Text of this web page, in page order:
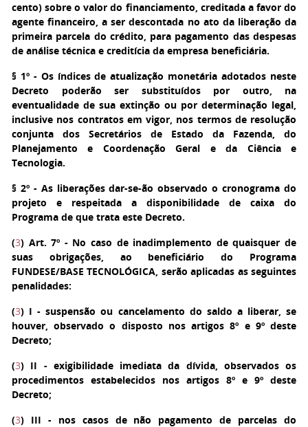
cento) sobre o valor do financiamento, creditada a favor do
agente financeiro, a ser descontada no ato da liberação da
primeira parcela do crédito, para pagamento das despesas
de análise técnica e creditícia da empresa beneficiária.
§ 1º - Os índices de atualização monetária adotados neste
Decreto poderão ser substituídos por outro, na
eventualidade de sua extinção ou por determinação legal,
inclusive nos contratos em vigor, nos termos de resolução
conjunta dos Secretários de Estado da Fazenda, do
Planejamento e Coordenação Geral e da Ciência e
Tecnologia.
§ 2º - As liberações dar-se-ão observado o cronograma do
projeto e respeitada a disponibilidade de caixa do
Programa de que trata este Decreto.
(3) Art. 7º - No caso de inadimplemento de quaisquer de
suas obrigações, ao beneficiário do Programa
FUNDESE/BASE TECNOLÓGICA, serão aplicadas as seguintes
penalidades:
(3) I - suspensão ou cancelamento do saldo a liberar, se
houver, observado o disposto nos artigos 8º e 9º deste
Decreto;
(3) II - exigibilidade imediata da dívida, observados os
procedimentos estabelecidos nos artigos 8º e 9º deste
Decreto;
(3) III - nos casos de não pagamento de parcelas do